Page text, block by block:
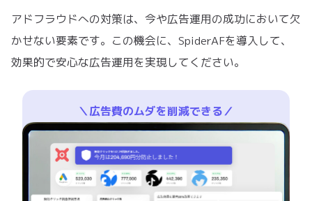
アドフラウドへの対策は、今や広告運用の成功において欠
かせない要素です。この機会に、SpiderAFを導入して、
効果的で安心な広告運用を実現してください。
＼広告費のムダを削減できる／